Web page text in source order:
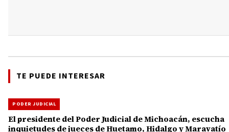
TE PUEDE INTERESAR
PODER JUDICIAL
El presidente del Poder Judicial de Michoacán, escucha
inquietudes de jueces de Huetamo, Hidalgo y Maravatío